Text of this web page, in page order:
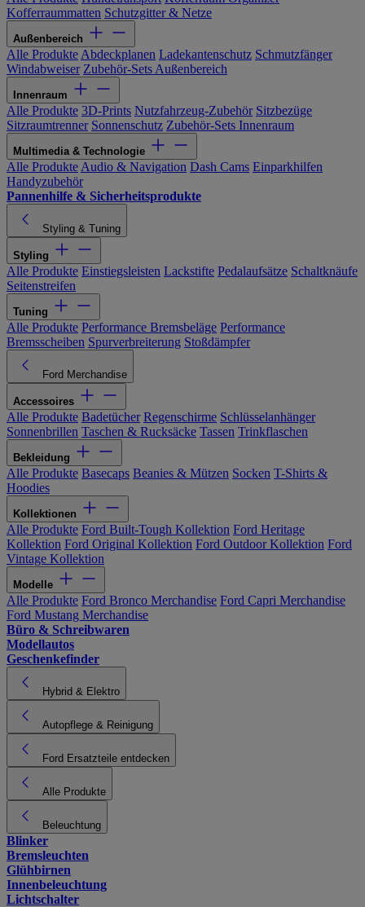
Kofferraummatten Schutzgitter & Netze
Außenbereich
Alle Produkte Abdeckplanen Ladekantenschutz Schmutzfänger
Windabweiser Zubehör-Sets Außenbereich
Innenraum
Alle Produkte 3D-Prints Nutzfahrzeug-Zubehör Sitzbezüge
Sitzraumtrenner Sonnenschutz Zubehör-Sets Innenraum
Multimedia & Technologie
Alle Produkte Audio & Navigation Dash Cams Einparkhilfen
Handyzubehör
Pannenhilfe & Sicherheitsprodukte
Styling & Tuning
Styling
Alle Produkte Einstiegsleisten Lackstifte Pedalaufsätze Schaltknäufe
Seitenstreifen
Tuning
Alle Produkte Performance Bremsbeläge Performance
Bremsscheiben Spurverbreiterung Stoßdämpfer
Ford Merchandise
Accessoires
Alle Produkte Badetücher Regenschirme Schlüsselanhänger
Sonnenbrillen Taschen & Rucksäcke Tassen Trinkflaschen
Bekleidung
Alle Produkte Basecaps Beanies & Mützen Socken T-Shirts &
Hoodies
Kollektionen
Alle Produkte Ford Built-Tough Kollektion Ford Heritage
Kollektion Ford Original Kollektion Ford Outdoor Kollektion Ford
Vintage Kollektion
Modelle
Alle Produkte Ford Bronco Merchandise Ford Capri Merchandise
Ford Mustang Merchandise
Büro & Schreibwaren
Modellautos
Geschenkefinder
Hybrid & Elektro
Autopflege & Reinigung
Ford Ersatzteile entdecken
Alle Produkte
Beleuchtung
Blinker
Bremsleuchten
Glühbirnen
Innenbeleuchtung
Lichtschalter